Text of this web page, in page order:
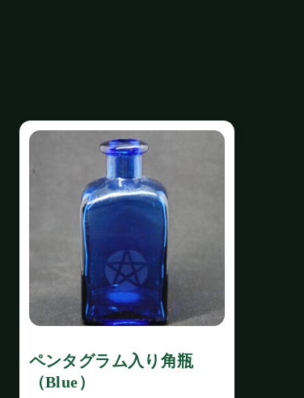
ペンタグラム入り角瓶
（Blue）